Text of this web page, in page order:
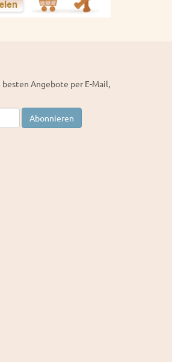
Angebote per E-Mail,
Abonnieren